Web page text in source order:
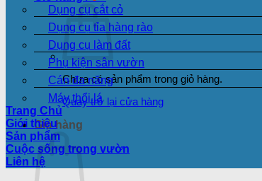
Chưa có sản phẩm trong giỏ hàng.
Quay trở lại cửa hàng
Giỏ hàng
Dụng cụ cắt cỏ
Dụng cụ tỉa hàng rào
Dụng cụ làm đất
Phụ kiện sân vườn
Cán đa năng
Máy thổi lá
Trang Chủ
Giới thiệu
Sản phẩm
Cuộc sống trong vườn
Liên hệ